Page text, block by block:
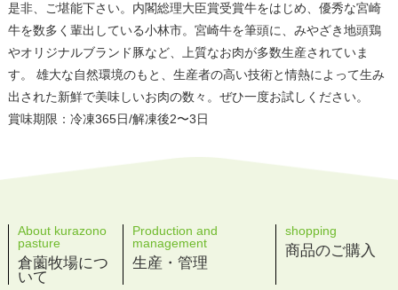
是非、ご堪能下さい。内閣総理大臣賞受賞牛をはじめ、優秀な宮崎
牛を数多く輩出している小林市。宮崎牛を筆頭に、みやざき地頭鶏
やオリジナルブランド豚など、上質なお肉が多数生産されていま
す。 雄大な自然環境のもと、生産者の高い技術と情熱によって生み
出された新鮮で美味しいお肉の数々。ぜひ一度お試しください。
賞味期限：冷凍365日/解凍後2〜3日
About kurazono
pasture
倉薗牧場につ
いて
Production and
management
生産・管理
shopping
商品のご購入